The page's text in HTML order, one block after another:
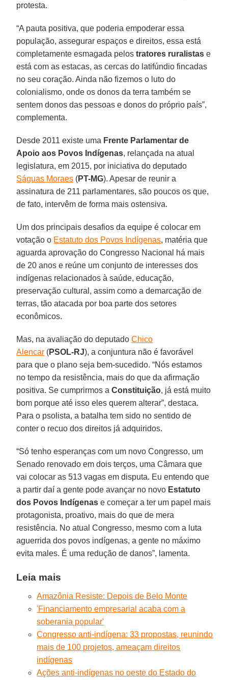
protesta.
“A pauta positiva, que poderia empoderar essa
população, assegurar espaços e direitos, essa está
completamente esmagada pelostratores ruralistas e
está com as estacas, as cercas do latifúndio fincadas
no seu coração. Ainda não fizemos o luto do
colonialismo, onde os donos da terra também se
sentem donos das pessoas e donos do próprio país”,
complementa.
Desde 2011 existe uma Frente Parlamentar de
Apoio aos Povos Indígenas, relançada na atual
legislatura, em 2015, por iniciativa do deputado
Ságuas Moraes (PT-MG). Apesar de reunir a
assinatura de 211 parlamentares, são poucos os que,
de fato, intervêm de forma mais ostensiva.
Um dos principais desafios da equipe é colocar em
votação o Estatuto dos Povos Indígenas, matéria que
aguarda aprovação do Congresso Nacional há mais
de 20 anos e reúne um conjunto de interesses dos
indígenas relacionados à saúde, educação,
preservação cultural, assim como a demarcação de
terras, tão atacada por boa parte dos setores
econômicos.
Mas, na avaliação do deputadoChico
Alencar (PSOL-RJ), a conjuntura não é favorável
para que o plano seja bem-sucedido. “Nós estamos
no tempo da resistência, mais do que da afirmação
positiva. Se cumprirmos aConstituição, já está muito
bom porque até isso eles querem alterar”, destaca.
Para o psolista, a batalha tem sido no sentido de
conter o recuo dos direitos já adquiridos.
“Só tenho esperanças com um novo Congresso, um
Senado renovado em dois terços, uma Câmara que
vai colocar as 513 vagas em disputa. Eu entendo que
a partir daí a gente pode avançar no novo Estatuto
dos Povos Indígenas e começar a ter um papel mais
protagonista, proativo, mais do que de mera
resistência. No atual Congresso, mesmo com a luta
aguerrida dos povos indígenas, a gente no máximo
evita males. É uma redução de danos”, lamenta.
Leia mais
Amazônia Resiste: Depois de Belo Monte
'Financiamento empresarial acaba com a
soberania popular'
Congresso anti-indígena: 33 propostas, reunindo
mais de 100 projetos, ameaçam direitos
indígenas
Ações anti-indígenas no oeste do Estado do